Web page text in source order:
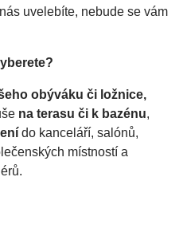
uvelebíte, nebude se vám
obýváku či ložnice,
na terasu či k bazénu,
do kanceláří, salónů,
místností a